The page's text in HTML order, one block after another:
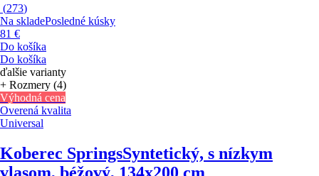
(273)
Na skladePosledné kúsky
81 €
Do košíka
Do košíka
ďalšie varianty
+ Rozmery (4)
Výhodná cena
Overená kvalita
Universal
Koberec SpringsSyntetický, s nízkym